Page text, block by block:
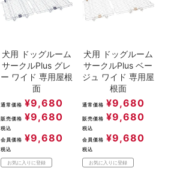
犬用 ドッグルーム
サークルPlus グレ
ー ワイド 専用屋根
面
通常価格 ¥9,680
販売価格 ¥9,680
税込
会員価格 ¥9,680
税込
お気に入りに登録
犬用 ドッグルーム
サークルPlus ベー
ジュ ワイド 専用屋
根面
通常価格 ¥9,680
販売価格 ¥9,680
税込
会員価格 ¥9,680
税込
お気に入りに登録